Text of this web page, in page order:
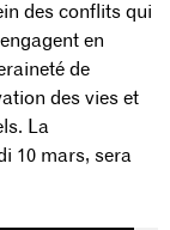
des conflits qui
en
de
des vies et
La
10 mars, sera